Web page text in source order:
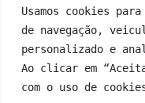
Usamos cookies
de navegação,
personalizado e
Ao clicar em
com o uso de